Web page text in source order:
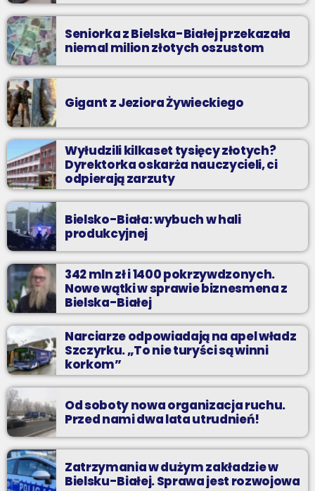
Seniorka z Bielska-Białej przekazała
niemal milion złotych oszustom
Gigant z Jeziora Żywieckiego
Wyłudzili kilkaset tysięcy złotych?
Dyrektorka oskarża nauczycieli, ci
odpierają zarzuty
Bielsko-Biała: wybuch w hali
produkcyjnej
342 mln zł i 1400 pokrzywdzonych.
Nowe wątki w sprawie biznesmena z
Bielska-Białej
Narciarze odpowiadają na apel władz
Szczyrku. „To nie turyści są winni
korkom”
Od soboty nowa organizacja ruchu.
Przed nami dwa lata utrudnień!
Zatrzymania w dużym zakładzie w
Bielsku-Białej. Sprawa jest rozwojowa